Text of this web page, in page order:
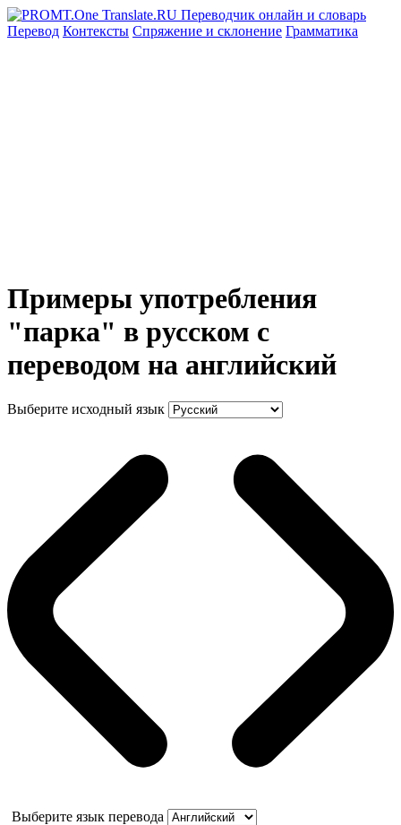
Перевод Контексты Спряжение и склонение Грамматика
Примеры употребления
"парка" в русском с
переводом на английский
Выберите исходный язык
Выберите язык перевода